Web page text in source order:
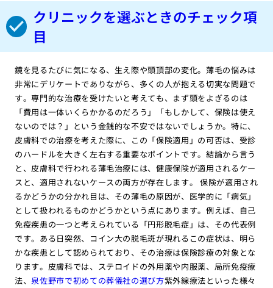
クリニックを選ぶときのチェック項
目
鏡を見るたびに気になる、生え際や頭頂部の変化。薄毛の悩みは
非常にデリケートでありながら、多くの人が抱える切実な問題で
す。専門的な治療を受けたいと考えても、まず頭をよぎるのは
「費用は一体いくらかかるのだろう」「もしかして、保険は使え
ないのでは？」という金銭的な不安ではないでしょうか。特に、
皮膚科での治療を考えた際に、この「保険適用」の可否は、受診
のハードルを大きく左右する重要なポイントです。結論から言う
と、皮膚科で行われる薄毛治療には、健康保険が適用されるケー
スと、適用されないケースの両方が存在します。 保険が適用され
るかどうかの分かれ目は、その薄毛の原因が、医学的に「病気」
として扱われるものかどうかという点にあります。例えば、自己
免疫疾患の一つと考えられている「円形脱毛症」は、その代表例
です。ある日突然、コイン大の脱毛斑が現れるこの症状は、明ら
かな疾患として認められており、その治療は保険診療の対象とな
ります。皮膚科では、ステロイドの外用薬や内服薬、局所免疫療
法、泉佐野市で初めての葬儀社の選び方紫外線療法といった様々